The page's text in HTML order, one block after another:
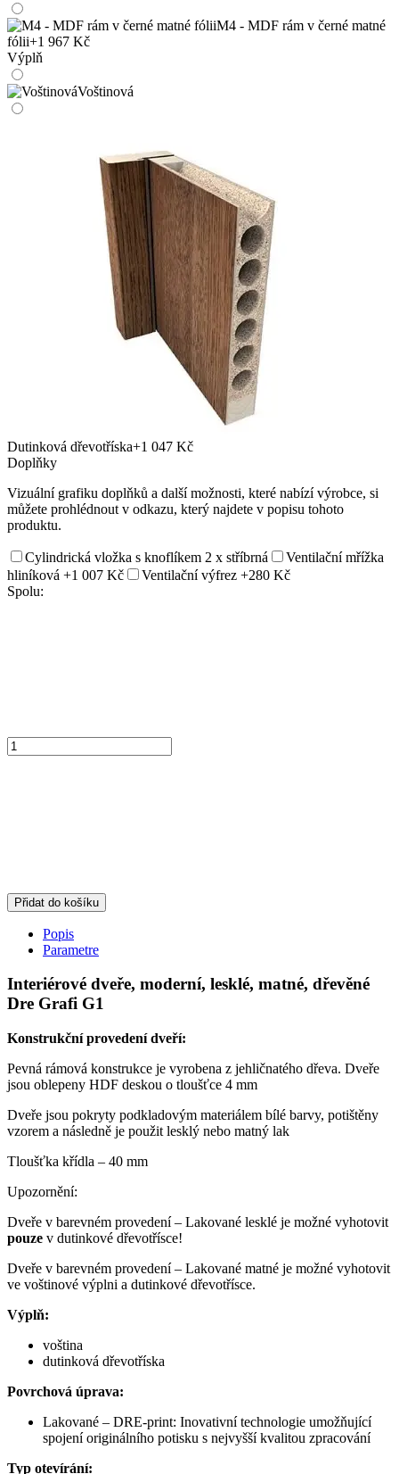
M4 - MDF rám v černé matné
fólii+1 967 Kč
Výplň
Voštinová
Dutinková dřevotříska+1 047 Kč
Doplňky
Vizuální grafiku doplňků a další možnosti, které nabízí výrobce, si
můžete prohlédnout v odkazu, který najdete v popisu tohoto
produktu.
Cylindrická vložka s knoflíkem 2 x stříbrná
Ventilační mřížka
hliníková +1 007 Kč Ventilační výfrez +280 Kč
Spolu:
Přidat do košíku
Popis
Parametre
Interiérové dveře, moderní, lesklé, matné, dřevěné
Dre Grafi G1
Konstrukční provedení dveří:
Pevná rámová konstrukce je vyrobena z jehličnatého dřeva. Dveře
jsou oblepeny HDF deskou o tloušťce 4 mm
Dveře jsou pokryty podkladovým materiálem bílé barvy, potištěny
vzorem a následně je použit lesklý nebo matný lak
Tloušťka křídla – 40 mm
Upozornění:
Dveře v barevném provedení – Lakované lesklé je možné vyhotovit
pouze v dutinkové dřevotřísce!
Dveře v barevném provedení – Lakované matné je možné vyhotovit
ve voštinové výplni a dutinkové dřevotřísce.
Výplň:
voština
dutinková dřevotříska
Povrchová úprava:
Lakované – DRE-print: Inovativní technologie umožňující
spojení originálního potisku s nejvyšší kvalitou zpracování
Typ otevírání: